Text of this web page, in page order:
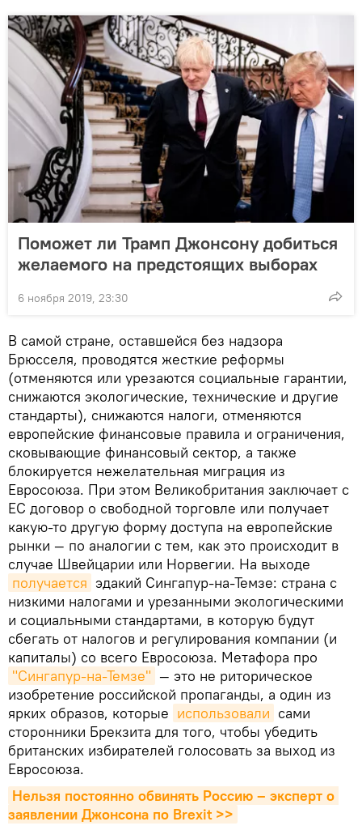
Поможет ли Трамп Джонсону добиться
желаемого на предстоящих выборах
6 ноября 2019, 23:30
В самой стране, оставшейся без надзора
Брюсселя, проводятся жесткие реформы
(отменяются или урезаются социальные гарантии,
снижаются экологические, технические и другие
стандарты), снижаются налоги, отменяются
европейские финансовые правила и ограничения,
сковывающие финансовый сектор, а также
блокируется нежелательная миграция из
Евросоюза. При этом Великобритания заключает с
ЕС договор о свободной торговле или получает
какую-то другую форму доступа на европейские
рынки — по аналогии с тем, как это происходит в
случае Швейцарии или Норвегии. На выходе
получается эдакий Сингапур-на-Темзе: страна с
низкими налогами и урезанными экологическими
и социальными стандартами, в которую будут
сбегать от налогов и регулирования компании (и
капиталы) со всего Евросоюза. Метафора про
"Сингапур-на-Темзе" — это не риторическое
изобретение российской пропаганды, а один из
ярких образов, которые использовали сами
сторонники Брекзита для того, чтобы убедить
британских избирателей голосовать за выход из
Евросоюза.
Нельзя постоянно обвинять Россию – эксперт о
заявлении Джонсона по Brexit >>